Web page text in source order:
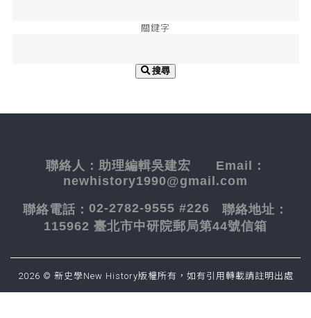
關鍵字
搜尋
聯絡人： 助理編輯吳建宏 Email：
newhistory1990@gmail.com
聯絡電話： 02-2782-9555 #226 聯絡地址：
115962 臺北市中研院郵局第44號信箱
2026 © 新史學New History版權所有，如有引用轉載請註明出處